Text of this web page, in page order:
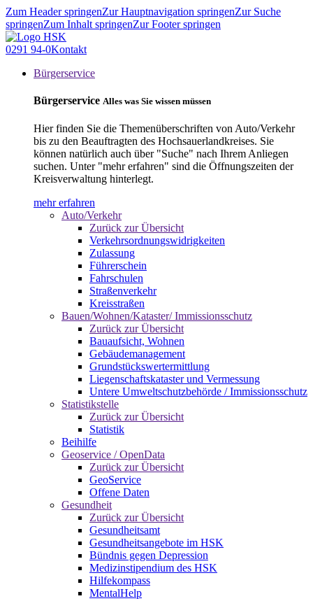
Zum Header springenZur Hauptnavigation springenZur Suche
springenZum Inhalt springenZur Footer springen
0291 94-0Kontakt
Bürgerservice
Bürgerservice Alles was Sie wissen müssen
Hier finden Sie die Themenüberschriften von Auto/Verkehr
bis zu den Beauftragten des Hochsauerlandkreises. Sie
können natürlich auch über "Suche" nach Ihrem Anliegen
suchen. Unter "mehr erfahren" sind die Öffnungszeiten der
Kreisverwaltung hinterlegt.
mehr erfahren
Auto/Verkehr
Zurück zur Übersicht
Verkehrsordnungswidrigkeiten
Zulassung
Führerschein
Fahrschulen
Straßenverkehr
Kreisstraßen
Bauen/Wohnen/Kataster/ Immissionsschutz
Zurück zur Übersicht
Bauaufsicht, Wohnen
Gebäudemanagement
Grundstückswertermittlung
Liegenschaftskataster und Vermessung
Untere Umweltschutzbehörde / Immissionsschutz
Statistikstelle
Zurück zur Übersicht
Statistik
Beihilfe
Geoservice / OpenData
Zurück zur Übersicht
GeoService
Offene Daten
Gesundheit
Zurück zur Übersicht
Gesundheitsamt
Gesundheitsangebote im HSK
Bündnis gegen Depression
Medizinstipendium des HSK
Hilfekompass
MentalHelp